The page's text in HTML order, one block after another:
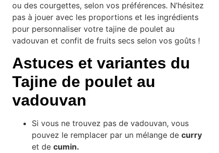
ou des courgettes, selon vos préférences. N’hésitez
pas à jouer avec les proportions et les ingrédients
pour personnaliser votre tajine de poulet au
vadouvan et confit de fruits secs selon vos goûts !
Astuces et variantes du
Tajine de poulet au
vadouvan
Si vous ne trouvez pas de vadouvan, vous
pouvez le remplacer par un mélange de curry
et de cumin.